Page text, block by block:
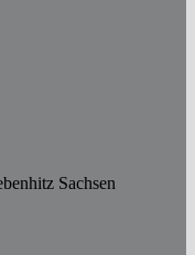
Sachsen